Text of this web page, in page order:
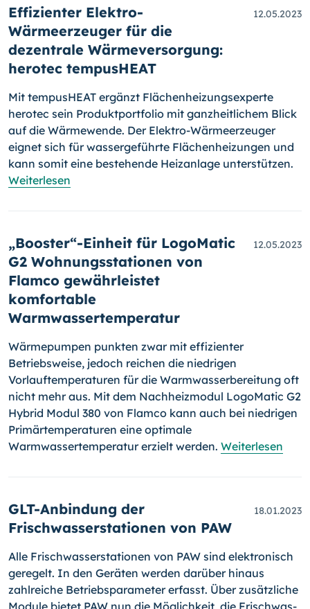
Effizienter Elektro-
Wärmeerzeuger für die
dezentrale Wärmeversorgung:
herotec tempusHEAT
12.05.2023
Mit tempusHEAT ergänzt Flächenheizungsexperte
herotec sein Produktportfolio mit ganzheitlichem Blick
auf die Wärmewende. Der Elektro-Wärmeerzeuger
eignet sich für wassergeführte Flächenheizungen und
kann somit eine bestehende Heizanlage unterstützen.
Weiterlesen
„Booster“-Einheit für LogoMatic
G2 Wohnungsstationen von
Flamco gewährleistet
komfortable
Warmwassertemperatur
12.05.2023
Wärmepumpen punkten zwar mit effizienter
Betriebsweise, jedoch reichen die niedrigen
Vorlauftemperaturen für die Warmwasserbereitung oft
nicht mehr aus. Mit dem Nachheizmodul LogoMatic G2
Hybrid Modul 380 von Flamco kann auch bei niedrigen
Primärtemperaturen eine optimale
Warmwassertemperatur erzielt werden. Weiterlesen
GLT-Anbindung der
Frischwasserstationen von PAW
18.01.2023
Alle Frischwasserstationen von PAW sind elektronisch
geregelt. In den Geräten werden darüber hinaus
zahlreiche Betriebsparameter erfasst. Über zusätzliche